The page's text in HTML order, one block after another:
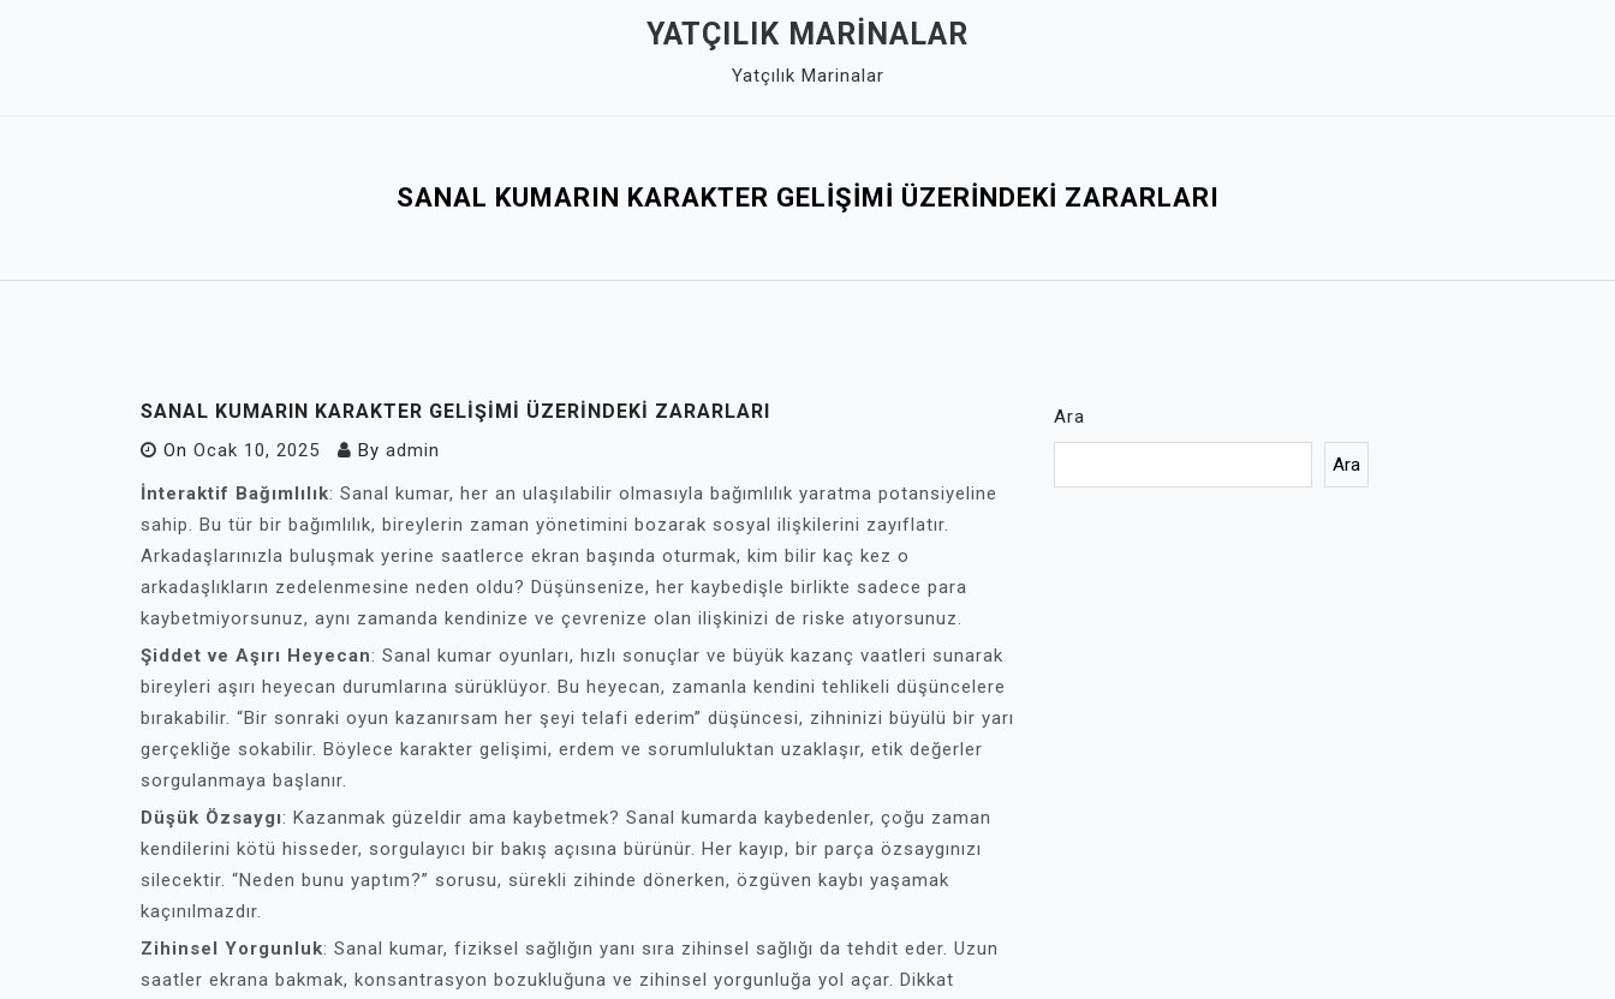
YATÇILIK MARINALAR
Yatçılık Marinalar
SANAL KUMARIN KARAKTER GELIŞIMI ÜZERINDEKI ZARARLARI
SANAL KUMARIN KARAKTER GELIŞIMI ÜZERINDEKI ZARARLARI
On Ocak 10, 2025 By admin
İnteraktif Bağımlılık: Sanal kumar, her an ulaşılabilir olmasıyla bağımlılık yaratma potansiyeline
sahip. Bu tür bir bağımlılık, bireylerin zaman yönetimini bozarak sosyal ilişkilerini zayıflatır.
Arkadaşlarınızla buluşmak yerine saatlerce ekran başında oturmak, kim bilir kaç kez o
arkadaşlıkların zedelenmesine neden oldu? Düşünsenize, her kaybedişle birlikte sadece para
kaybetmiyorsunuz, aynı zamanda kendinize ve çevrenize olan ilişkinizi de riske atıyorsunuz.
Şiddet ve Aşırı Heyecan: Sanal kumar oyunları, hızlı sonuçlar ve büyük kazanç vaatleri sunarak
bireyleri aşırı heyecan durumlarına sürüklüyor. Bu heyecan, zamanla kendini tehlikeli düşüncelere
bırakabilir. “Bir sonraki oyun kazanırsam her şeyi telafi ederim” düşüncesi, zihninizi büyülü bir yarı
gerçekliğe sokabilir. Böylece karakter gelişimi, erdem ve sorumluluktan uzaklaşır, etik değerler
sorgulanmaya başlanır.
Düşük Özsaygı: Kazanmak güzeldir ama kaybetmek? Sanal kumarda kaybedenler, çoğu zaman
kendilerini kötü hisseder, sorgulayıcı bir bakış açısına bürünür. Her kayıp, bir parça özsaygınızı
silecektir. “Neden bunu yaptım?” sorusu, sürekli zihinde dönerken, özgüven kaybı yaşamak
kaçınılmazdır.
Zihinsel Yorgunluk: Sanal kumar, fiziksel sağlığın yanı sıra zihinsel sağlığı da tehdit eder. Uzun
saatler ekrana bakmak, konsantrasyon bozukluğuna ve zihinsel yorgunluğa yol açar. Dikkat
Ara
Ara